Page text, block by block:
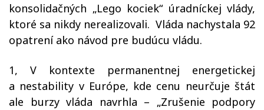
konsolidačných „Lego kociek“ úradníckej vlády,
ktoré sa nikdy nerealizovali. Vláda nachystala 92
opatrení ako návod pre budúcu vládu.
1, V kontexte permanentnej energetickej
a nestability v Európe, kde cenu neurčuje štát
ale burzy vláda navrhla – „Zrušenie podpory